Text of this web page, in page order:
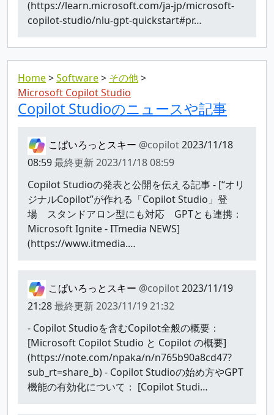
(https://learn.microsoft.com/ja-jp/microsoft-
copilot-studio/nlu-gpt-quickstart#pr…
Home Software
その他
Microsoft Copilot Studio
Copilot Studioのニュースや記事
こぱいろっとスキー @copilot2023/11/18
08:59最終更新2023/11/18 08:59
Copilot Studioの発表と公開を伝える記事 - [“オリ
ジナルCopilot”が作れる「Copilot Studio」登
場 スタンドアロン型にも対応 GPTとも連携：
Microsoft Ignite - ITmedia NEWS]
(https://www.itmedia.…
こぱいろっとスキー @copilot2023/11/19
21:28最終更新2023/11/19 21:32
- Copilot Studioを含むCopilot全般の概要：
[Microsoft Copilot Studio と Copilot の概要]
(https://note.com/npaka/n/n765b90a8cd47?
sub_rt=share_b) - Copilot Studioの始め方やGPT
機能の有効化について： [Copilot Studi…